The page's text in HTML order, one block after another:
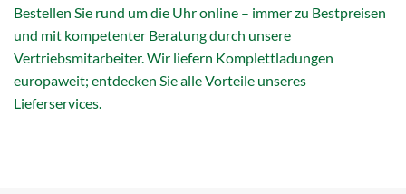
Bestellen Sie rund um die Uhr online – immer zu Bestpreisen
und mit kompetenter Beratung durch unsere
Vertriebsmitarbeiter. Wir liefern Komplettladungen
europaweit; entdecken Sie alle Vorteile unseres
Lieferservices.